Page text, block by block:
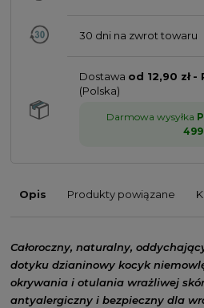
30 dni na zwrot towaru
Dostawa od 12,90 zł -
(Polska)
Darmowa wysyłka
Opis Produkty powiązane
Całoroczny, naturalny,
dotyku dzianinowy kocyk
okrywania i otulania wrażliwej
antyalergiczny i bezpieczny dla